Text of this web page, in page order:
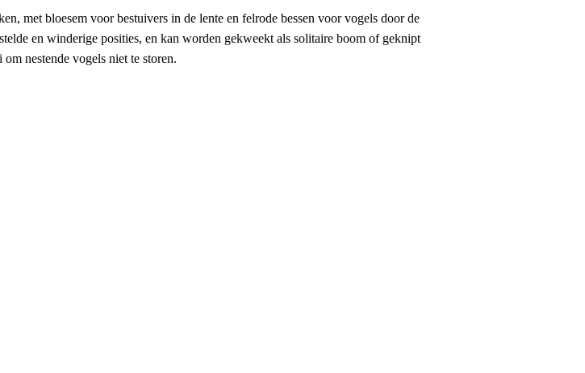
met bloesem voor bestuivers in de lente en felrode bessen voor vogels door de
en winderige posities, en kan worden gekweekt als solitaire boom of geknipt
nestende vogels niet te storen.